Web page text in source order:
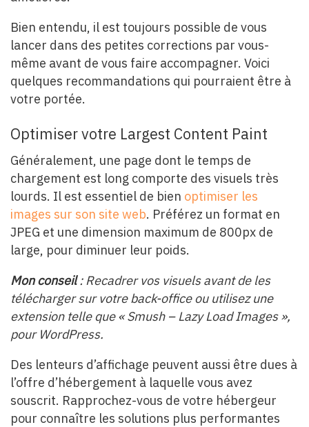
Bien entendu, il est toujours possible de vous
lancer dans des petites corrections par vous-
même avant de vous faire accompagner. Voici
quelques recommandations qui pourraient être à
votre portée.
Optimiser votre Largest Content Paint
Généralement, une page dont le temps de
chargement est long comporte des visuels très
lourds. Il est essentiel de bien optimiser les
images sur son site web. Préférez un format en
JPEG et une dimension maximum de 800px de
large, pour diminuer leur poids.
Mon conseil: Recadrer vos visuels avant de les
télécharger sur votre back-office ou utilisez une
extension telle que « Smush – Lazy Load Images »,
pour WordPress.
Des lenteurs d’affichage peuvent aussi être dues à
l’offre d’hébergement à laquelle vous avez
souscrit. Rapprochez-vous de votre hébergeur
pour connaître les solutions plus performantes